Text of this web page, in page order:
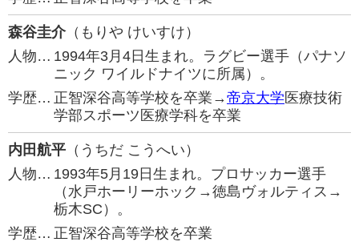
森谷圭介（もりや けいすけ）
人物… 1994年3月4日生まれ。ラグビー選手（パナソ
ニック ワイルドナイツに所属）。
学歴… 正智深谷高等学校を卒業→帝京大学 医療技術
学部スポーツ医療学科を卒業
内田航平 （うちだ こうへい）
人物… 1993年5月19日生まれ。プロサッカー選手
（水戸ホーリーホック→徳島ヴォルティス→
栃木SC）。
学歴… 正智深谷高等学校を卒業